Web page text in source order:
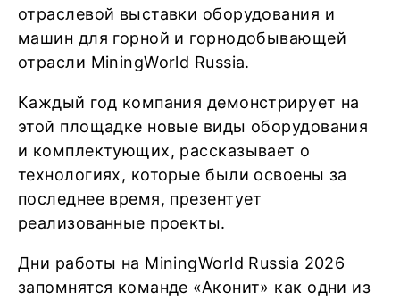
отраслевой выставки оборудования и
машин для горной и горнодобывающей
отрасли MiningWorld Russia.
Каждый год компания демонстрирует на
этой площадке новые виды оборудования
и комплектующих, рассказывает о
технологиях, которые были освоены за
последнее время, презентует
реализованные проекты.
Дни работы на MiningWorld Russia 2026
запомнятся команде «Аконит» как одни из